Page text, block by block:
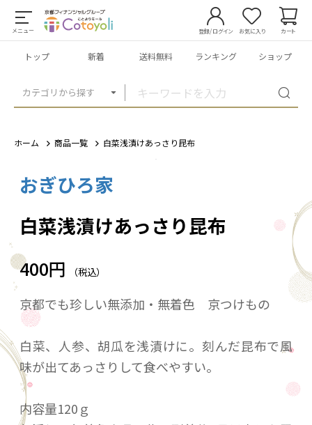
メニュー
カテゴリから探す
登録/ログイン お気に入り カート
トップ 新着 送料無料 ランキング ショップ
ホーム 商品一覧 白菜浅漬けあっさり昆布
おぎひろ家
白菜浅漬けあっさり昆布
400円 （税込）
京都でも珍しい無添加・無着色 京つけもの
白菜、人参、胡瓜を浅漬けに。刻んだ昆布で風
味が出てあっさりして食べやすい。
内容量120ｇ